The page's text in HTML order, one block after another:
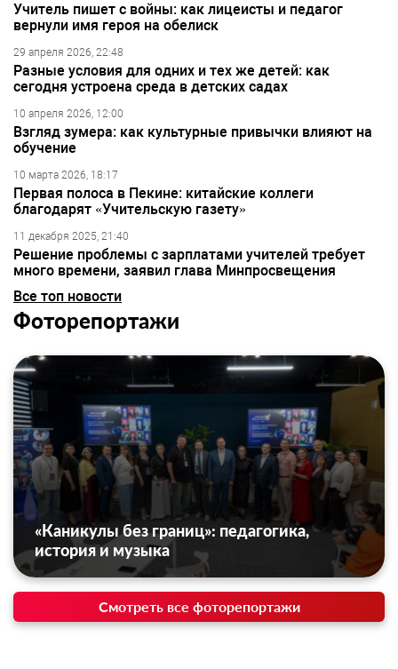
Учитель пишет с войны: как лицеисты и педагог
вернули имя героя на обелиск
29 апреля 2026, 22:48
Разные условия для одних и тех же детей: как
сегодня устроена среда в детских садах
10 апреля 2026, 12:00
Взгляд зумера: как культурные привычки влияют на
обучение
10 марта 2026, 18:17
Первая полоса в Пекине: китайские коллеги
благодарят «Учительскую газету»
11 декабря 2025, 21:40
Решение проблемы с зарплатами учителей требует
много времени, заявил глава Минпросвещения
Все топ новости
Фоторепортажи
«Каникулы без границ»: педагогика,
история и музыка
Смотреть все фоторепортажи